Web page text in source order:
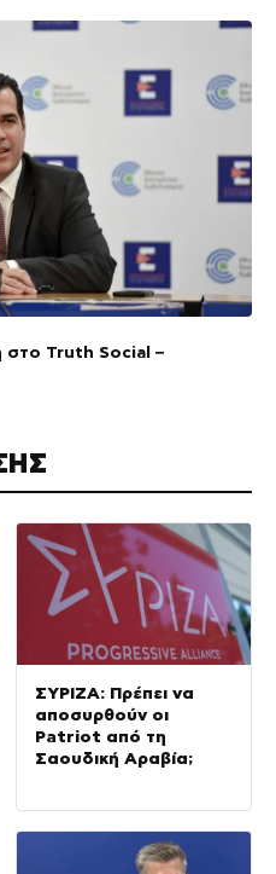
στο Truth Social –
ΣΥΡΙΖΑ: Πρέπει να
αποσυρθούν οι
Patriot από τη
Σαουδική Αραβία;